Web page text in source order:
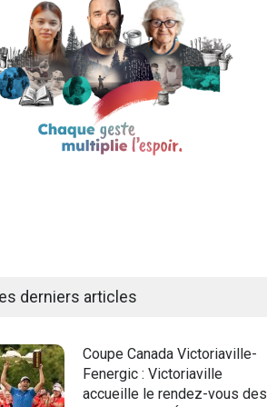
derniers articles
Coupe Canada Victoriaville-
Fenergic : Victoriaville
accueille le rendez-vous des